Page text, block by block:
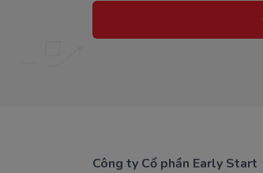
Công ty Cổ phần Early Start